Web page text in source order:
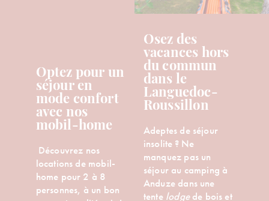
Optez pour un
séjour en
mode confort
avec nos
mobil-home
Découvrez nos
locations de mobil-
home pour 2 à 8
personnes, à un bon
Osez des
vacances hors
du commun
dans le
Languedoc-
Roussillon
Adeptes de séjour
insolite ? Ne
manquez pas un
séjour au camping à
Anduze dans une
tente lodgede bois et